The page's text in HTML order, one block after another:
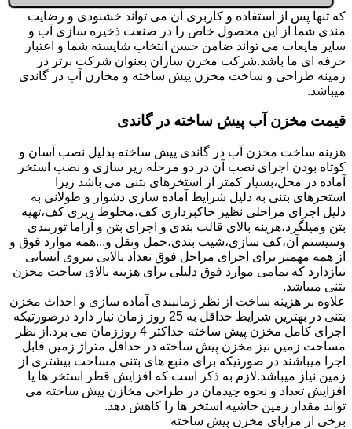
که تنها پس از استفاده و کاربری آن می تواند خشنودی و رضایت
مندی شما از این محصول خاص را در صنعت ذخیره سازی آب و
سایر مایعات می تواند ضامن حسن انتخاب شایسته شما و اعتبار
حرفه ای ما باشد.شرکت مخزن سازان بعنوان شرکت برتر در
زمینه طراحی و ساخت مخزن پیش ساخته و مخازن آب در گاندی
میباشد.
قیمت مخزن آب پیش ساخته در گاندی
هزینه ساخت مخزن آب در گاندی پیش ساخته بدلیل نصب آسان و
کوتاه بودن اجرای نصب آن در دو مرحله زیر سازی و نصب استخر
آماده در محل،بسیار کمتر از استخرهای بتنی می باشد زیرا
استخرهای بتنی به دلیل شرایط آماده سازی دشوار و طولانی به
دلیل اجرای مراحلی نظیر خاکبرداری کف،مخلوط ریزی کف،تهیه
بتن ومیلگرد،هزینه بالای قالب بندی و اجرای بتن و آراما توربندی
وسیستم آن،کف سازی،شیب بندی،حمل ونقل و...همه موارد فوق و
از همه مهمتر برای اجرای مراحل فوق تعداد بالایی نیروی انسانی
نیازدارد که تمامی موارد فوق دلیلی برای هزینه بالای ساخت مخزن
بتنی میباشد.
علاوه بر هزینه ساخت از نظر زمانبندی آماده سازی و احداث مخزن
بتنی در بهترین شرایط حداقل به 25 روز زمان نیاز دارد درصورتیکه
اجرای کامل مخزن پیش ساخته حداکثر 4 روززمان می برد.از نظر
مساحت زمین نیز مخزن پیش ساخته در حداقل متراژ زمین قابل
اجرا میباشند در صورتیکه برای منبع های بتنی مساحت بیشتری از
زمین نیاز میباشد.لازم به ذکر است که افزایش قطر استخر ها یا
افزایش تعداد و نحوه چیدمان در طراحی مخازن پیش ساخته می
تواند مقدار زمین حاشیه استخر ها را کاهش دهد.
برخی از مزایای مخزن پیش ساخته